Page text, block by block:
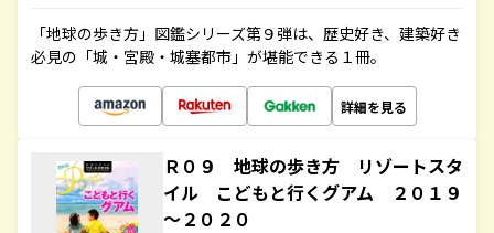
「地球の歩き方」図鑑シリーズ第９弾は、歴史好き、建築好き
必見の「城・宮殿・城塞都市」が堪能できる１冊。
詳細を見る
Ｒ０９ 地球の歩き方 リゾートスタ
イル こどもと行くグアム ２０１９
～２０２０